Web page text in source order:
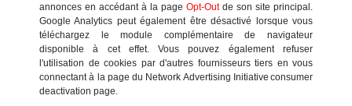
annonces en accédant à la page Opt-Outde son site principal.
Google Analytics peut également être désactivé lorsque vous
téléchargez le module complémentaire de navigateur
disponible à cet effet. Vous pouvez également refuser
l'utilisation de cookies par d'autres fournisseurs tiers en vous
connectant à la page du Network Advertising Initiative consumer
deactivation page.